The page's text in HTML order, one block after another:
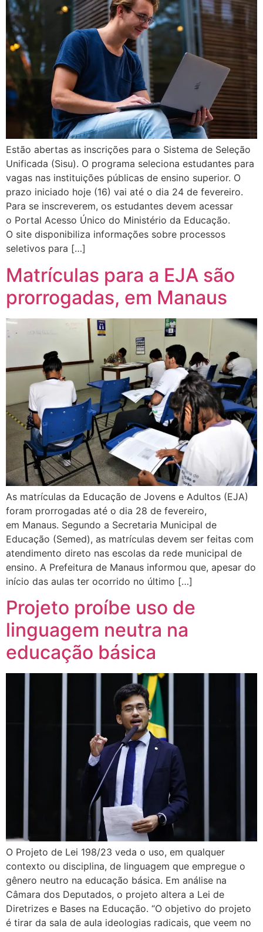
Estão abertas as inscrições para o Sistema de Seleção
Unificada (Sisu). O programa seleciona estudantes para
vagas nas instituições públicas de ensino superior. O
prazo iniciado hoje (16) vai até o dia 24 de fevereiro.
Para se inscreverem, os estudantes devem acessar
o Portal Acesso Único do Ministério da Educação.
O site disponibiliza informações sobre processos
seletivos para […]
Matrículas para a EJA são
prorrogadas, em Manaus
As matrículas da Educação de Jovens e Adultos (EJA)
foram prorrogadas até o dia 28 de fevereiro,
em Manaus. Segundo a Secretaria Municipal de
Educação (Semed), as matrículas devem ser feitas com
atendimento direto nas escolas da rede municipal de
ensino. A Prefeitura de Manaus informou que, apesar do
início das aulas ter ocorrido no último […]
Projeto proíbe uso de
linguagem neutra na
educação básica
O Projeto de Lei 198/23 veda o uso, em qualquer
contexto ou disciplina, de linguagem que empregue o
gênero neutro na educação básica. Em análise na
Câmara dos Deputados, o projeto altera a Lei de
Diretrizes e Bases na Educação. “O objetivo do projeto
é tirar da sala de aula ideologias radicais, que veem no